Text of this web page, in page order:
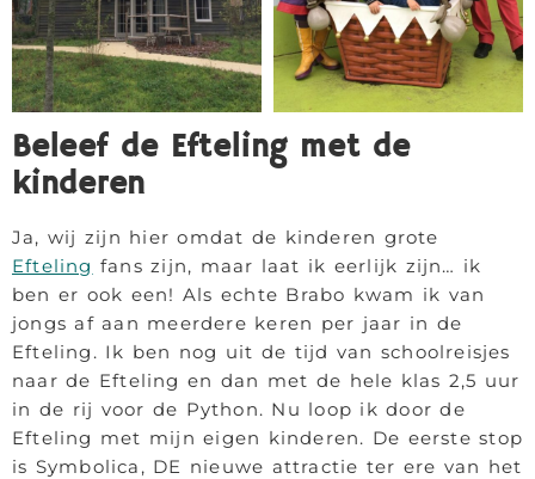
Beleef de Efteling met de
kinderen
Ja, wij zijn hier omdat de kinderen grote
Efteling fans zijn, maar laat ik eerlijk zijn… ik
ben er ook een! Als echte Brabo kwam ik van
jongs af aan meerdere keren per jaar in de
Efteling. Ik ben nog uit de tijd van schoolreisjes
naar de Efteling en dan met de hele klas 2,5 uur
in de rij voor de Python. Nu loop ik door de
Efteling met mijn eigen kinderen. De eerste stop
is Symbolica, DE nieuwe attractie ter ere van het